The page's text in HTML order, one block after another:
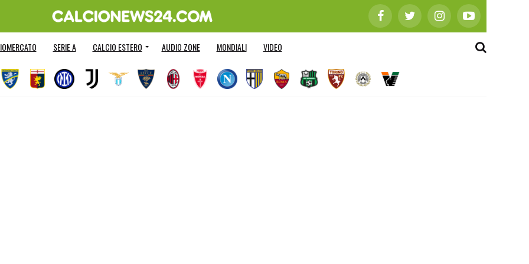
SERIE A CALCIO ESTERO AUDIO ZONE MONDIALI VIDEO